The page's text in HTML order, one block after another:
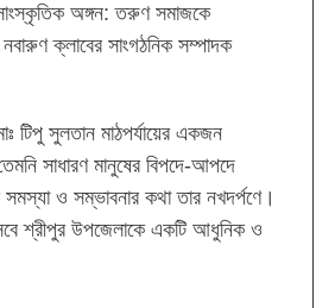
অঙ্গন: তরুণ সমাজকে
ক্লাবের সাংগঠনিক সম্পাদক
টিপু সুলতান মাঠপর্যায়ের একজন
সাধারণ মানুষের বিপদে-আপদে
সমস্যা ও সম্ভাবনার কথা তার নখদর্পণে।
শ্রীপুর উপজেলাকে একটি আধুনিক ও